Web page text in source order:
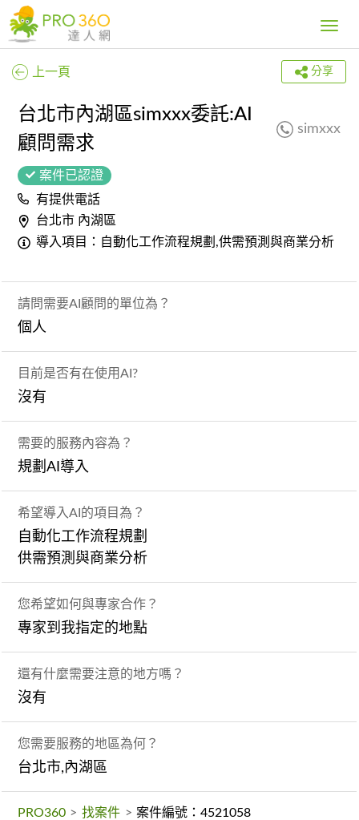
Toggle
上一頁 分享
台北市內湖區simxxx委託:AI
顧問需求
simxxx
案件已認證
有提供電話
台北市 內湖區
導入項目：自動化工作流程規劃,供需預測與商業分析
請問需要AI顧問的單位為？
個人
目前是否有在使用AI?
沒有
需要的服務內容為？
規劃AI導入
希望導入AI的項目為？
自動化工作流程規劃
供需預測與商業分析
您希望如何與專家合作？
專家到我指定的地點
還有什麼需要注意的地方嗎？
沒有
您需要服務的地區為何？
台北市,內湖區
PRO360 > 找案件 > 案件編號：4521058